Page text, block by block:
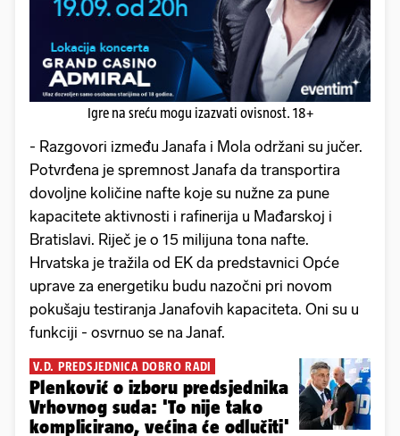
Igre na sreću mogu izazvati ovisnost. 18+
- Razgovori između Janafa i Mola održani su jučer.
Potvrđena je spremnost Janafa da transportira
dovoljne količine nafte koje su nužne za pune
kapacitete aktivnosti i rafinerija u Mađarskoj i
Bratislavi. Riječ je o 15 milijuna tona nafte.
Hrvatska je tražila od EK da predstavnici Opće
uprave za energetiku budu nazočni pri novom
pokušaju testiranja Janafovih kapaciteta. Oni su u
funkciji - osvrnuo se na Janaf.
V.D. PREDSJEDNICA DOBRO RADI
Plenković o izboru predsjednika
Vrhovnog suda: 'To nije tako
komplicirano, većina će odlučiti'